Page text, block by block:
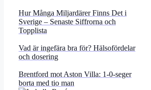
Hur Många Miljardärer Finns Det i
Sverige – Senaste Siffrorna och
Topplista
Vad är ingefära bra för? Hälsofördelar
och dosering
Brentford mot Aston Villa: 1-0-seger
borta med tio man